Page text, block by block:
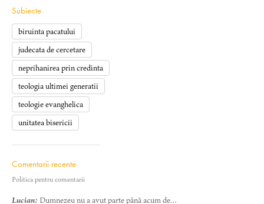
Subiecte
biruinta pacatului
judecata de cercetare
neprihanirea prin credinta
teologia ultimei generatii
teologie evanghelica
unitatea bisericii
Comentarii recente
Politica pentru comentarii
Lucian: Dumnezeu nu a avut parte până acum de…